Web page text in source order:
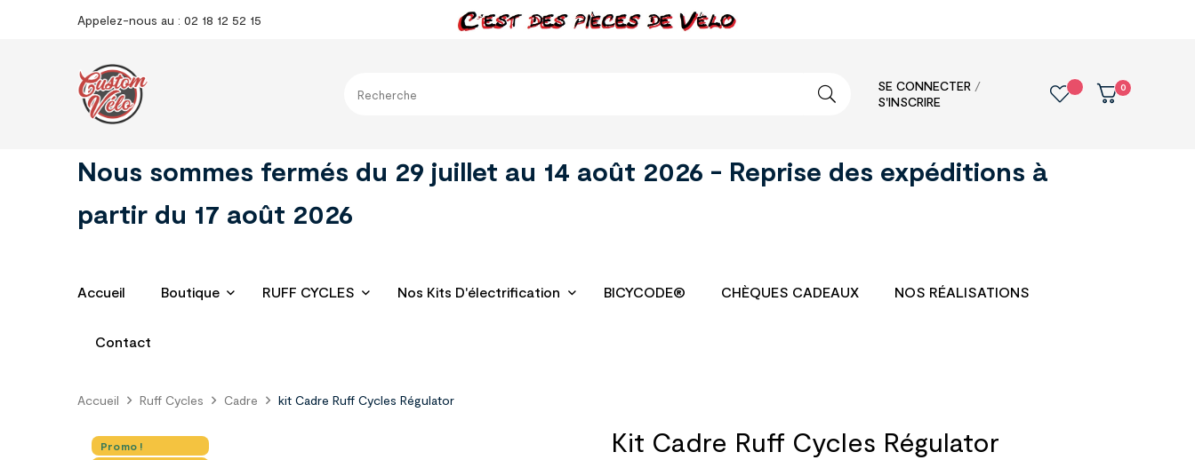
Appelez-nous au : 02 18 12 52 15
SE CONNECTER /
S'INSCRIRE
0
Nous sommes fermés du 29 juillet au 14 août 2026 - Reprise des expéditions à
partir du 17 août 2026
Accueil Boutique RUFF CYCLES Nos Kits D'électrification BICYCODE® CHÈQUES CADEAUX NOS RÉALISATIONS
Contact
Accueil Ruff Cycles Cadre kit Cadre Ruff Cycles Régulator
Promo !
Kit Cadre Ruff Cycles Régulator